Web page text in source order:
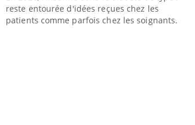
reste entourée d'idées reçues chez les
patients comme parfois chez les soignants.